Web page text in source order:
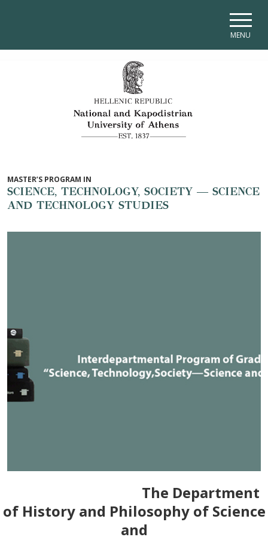
MENU
MASTER’S PROGRAM IN
SCIENCE, TECHNOLOGY, SOCIETY — SCIENCE
AND TECHNOLOGY STUDIES
The Department
of History and Philosophy of Science
and